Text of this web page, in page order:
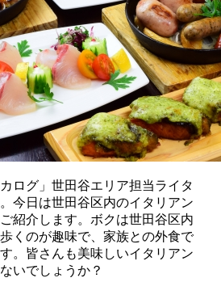
ログ」世田谷エリア担当ライタ
今日は世田谷区内のイタリアン
紹介します。ボクは世田谷区内
くのが趣味で、家族との外食で
。皆さんも美味しいイタリアン
いでしょうか？